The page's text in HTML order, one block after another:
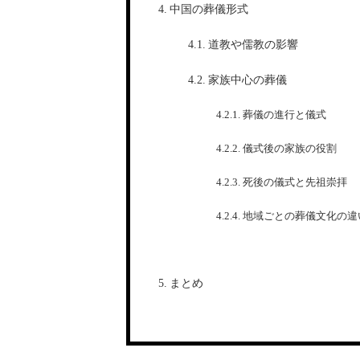
中国の葬儀形式
道教や儒教の影響
家族中心の葬儀
葬儀の進行と儀式
儀式後の家族の役割
死後の儀式と先祖崇拝
地域ごとの葬儀文化の違
まとめ